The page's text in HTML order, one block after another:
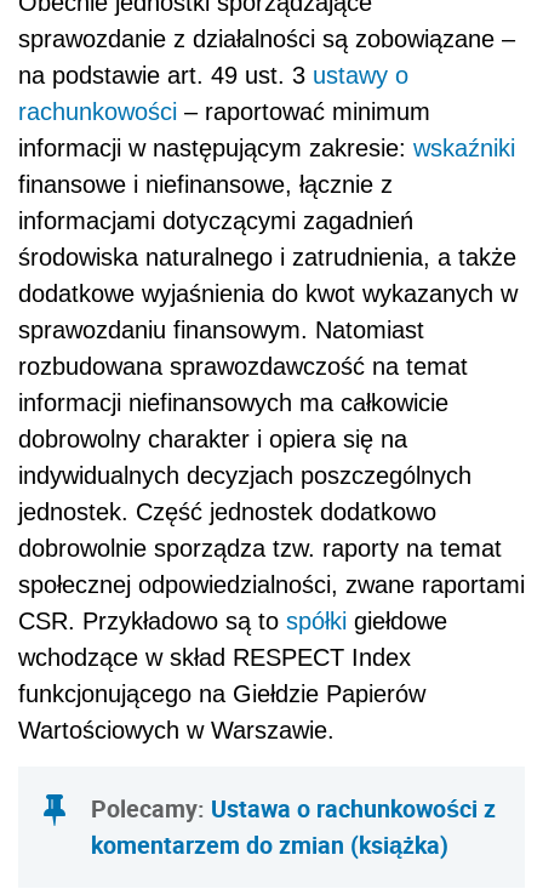
sprawozdanie z działalności są zobowiązane –
na podstawie art. 49 ust. 3 ustawy o
rachunkowości – raportować minimum
informacji w następującym zakresie: wskaźniki
finansowe i niefinansowe, łącznie z
informacjami dotyczącymi zagadnień
środowiska naturalnego i zatrudnienia, a także
dodatkowe wyjaśnienia do kwot wykazanych w
sprawozdaniu finansowym. Natomiast
rozbudowana sprawozdawczość na temat
informacji niefinansowych ma całkowicie
dobrowolny charakter i opiera się na
indywidualnych decyzjach poszczególnych
jednostek. Część jednostek dodatkowo
dobrowolnie sporządza tzw. raporty na temat
społecznej odpowiedzialności, zwane raportami
CSR. Przykładowo są to spółki giełdowe
wchodzące w skład RESPECT Index
funkcjonującego na Giełdzie Papierów
Wartościowych w Warszawie.
Polecamy: Ustawa o rachunkowości z
komentarzem do zmian (książka)